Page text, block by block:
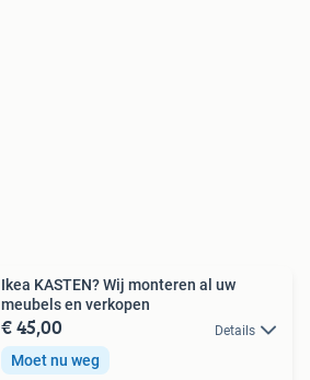
Ikea KASTEN? Wij monteren al uw
meubels en verkopen
€ 45,00 Details
Moet nu weg